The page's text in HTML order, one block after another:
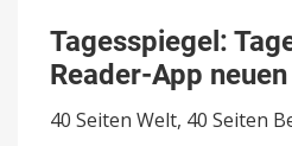
gibt
Reader-
neuen
Tagesspiegel:
Reader-App
40 Seiten Welt, 40 Seiten